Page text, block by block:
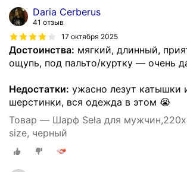
Daria Cerberus
41 отзыв
17 октября 2025
Достоинства: мягкий, длинный,
ощупь, под пальто/куртку — очень
Недостатки: ужасно лезут катышки
шерстинки, вся одежда в этом 😭
Товар — Шарф Sela для
size, черный